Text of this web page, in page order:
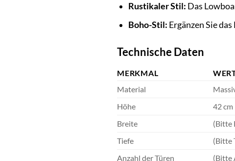
Rustikaler Stil: Das
Boho-Stil: Ergänzen Sie
Technische Daten
MERKMAL
Material
Höhe
42 cm
Breite
(Bitte
Tiefe
(Bitte
Anzahl der Türen
(Bitte